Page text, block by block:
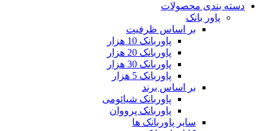
دسته بندی محصولات
پاور بانک
بر اساس ظرفیت
پاوربانک 10 هزار
پاوربانک 20 هزار
پاوربانک 30 هزار
پاوربانک 5 هزار
بر اساس برند
پاوربانک شیائومی
پاوربانک پرووان
سایر پاوربانک ها